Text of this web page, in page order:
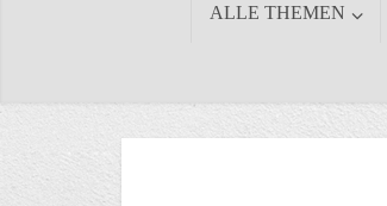
ALLE THEMEN